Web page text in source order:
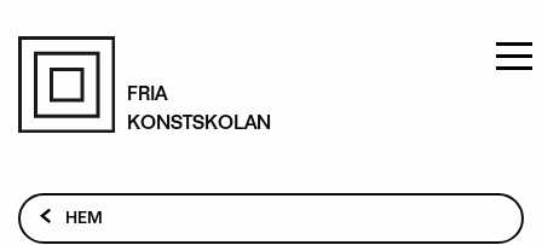
Hoppa
FRIA
KONSTSKOLAN
Länkstig
HEM